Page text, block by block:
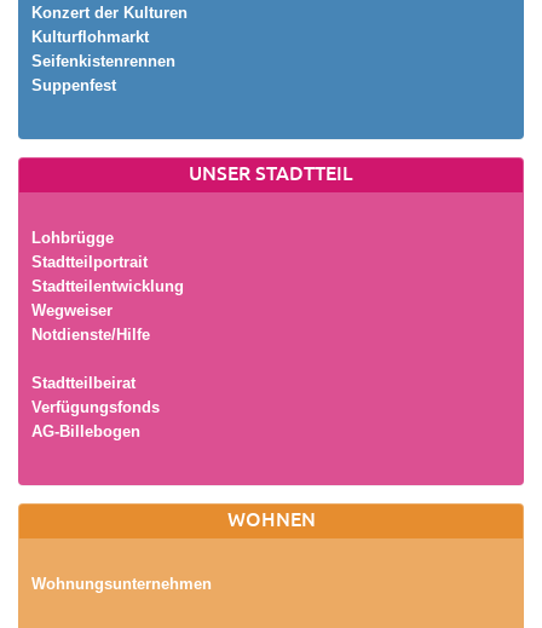
Konzert der Kulturen
Kulturflohmarkt
Seifenkistenrennen
Suppenfest
UNSER STADTTEIL
Lohbrügge
Stadtteilportrait
Stadtteilentwicklung
Wegweiser
Notdienste/Hilfe
Stadtteilbeirat
Verfügungsfonds
AG-Billebogen
WOHNEN
Wohnungsunternehmen